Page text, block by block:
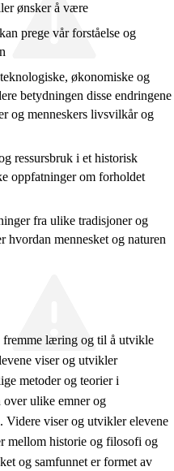
ønsker å være
prege vår forståelse og
økonomiske og
betydningen disse endringene
og menneskers livsvilkår og
ressursbruk i et historisk
oppfatninger om forholdet
fra ulike tradisjoner og
hvordan mennesket og naturen
fremme læring og til å utvikle
viser og utvikler
metoder og teorier i
over ulike emner og
viser og utvikler elevene
mellom historie og filosofi og
og samfunnet er formet av